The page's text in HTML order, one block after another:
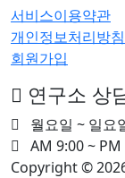
서비스이용약관
개인정보처리방침
회원가입
연구소 상
월요일 ~ 일요
AM 9:00 ~ PM
Copyright ©